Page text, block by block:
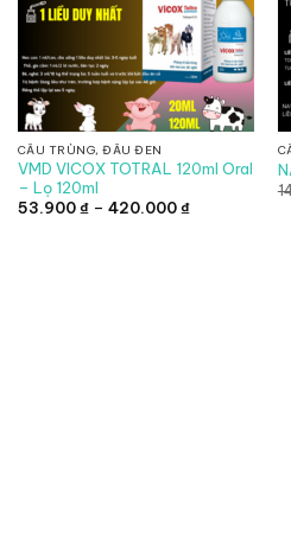
CẦU TRÙNG, ĐẦU ĐEN
VMD VICOX TOTRAL 120ml Oral
– Lọ 120ml
53.900₫ – 420.000₫Khoảng